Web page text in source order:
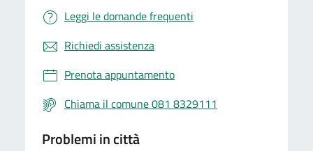
Leggi le domande frequenti
Richiedi assistenza
Prenota appuntamento
Chiama il comune 081 8329111
Problemi in città